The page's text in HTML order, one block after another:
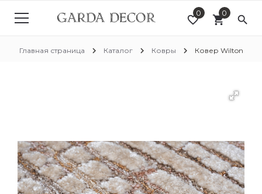
favorite_border
0 0
shopping_cart search
Главная страница chevron_right Каталог chevron_right Ковры chevron_right Ковер Wilton